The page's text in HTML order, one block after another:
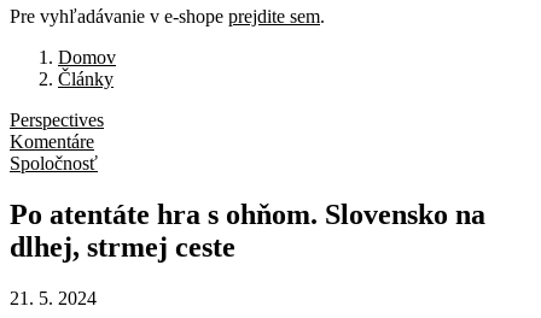
Pre vyhľadávanie v e-shope prejdite sem.
Domov
Články
Perspectives
Komentáre
Spoločnosť
Po atentáte hra s ohňom. Slovensko na
dlhej, strmej ceste
21. 5. 2024